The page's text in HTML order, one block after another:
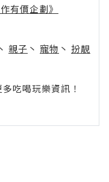
有價企劃》
親子 丶 寵物 丶 扮靚
吃喝玩樂資訊！